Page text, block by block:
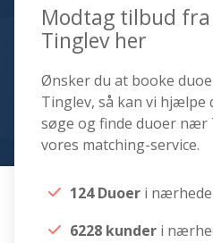
Modtag tilbud
Tinglev her
Ønsker du at booke
Tinglev, så kan vi hjælpe
søge og finde duoer nær
vores matching-service.
124 Duoer i
6228 kunder i